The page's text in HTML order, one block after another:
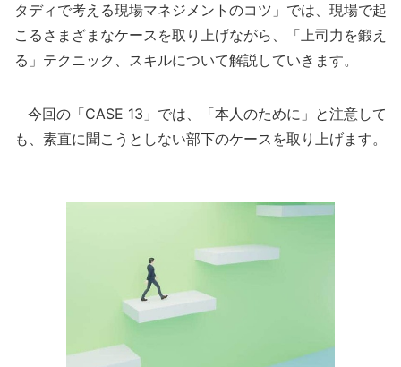
タディで考える現場マネジメントのコツ」では、現場で起
こるさまざまなケースを取り上げながら、「上司力を鍛え
る」テクニック、スキルについて解説していきます。
今回の「CASE 13」では、「本人のために」と注意して
も、素直に聞こうとしない部下のケースを取り上げます。